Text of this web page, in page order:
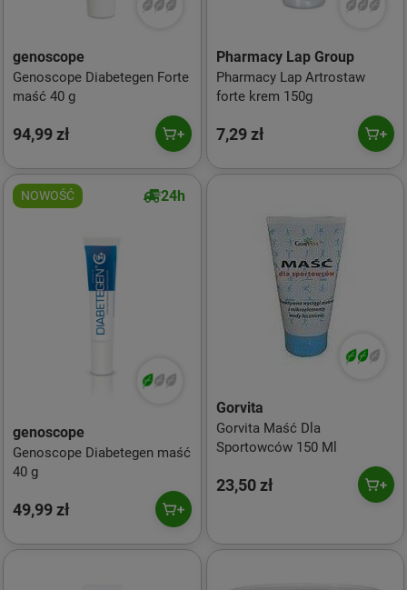
genoscope
Genoscope Diabetegen Forte
maść 40 g
94,99 zł
Pharmacy Lap Group
Pharmacy Lap Artrostaw
forte krem 150g
7,29 zł
NOWOŚĆ 24h
genoscope
Genoscope Diabetegen maść
40 g
49,99 zł
Gorvita
Gorvita Maść Dla
Sportowców 150 Ml
23,50 zł